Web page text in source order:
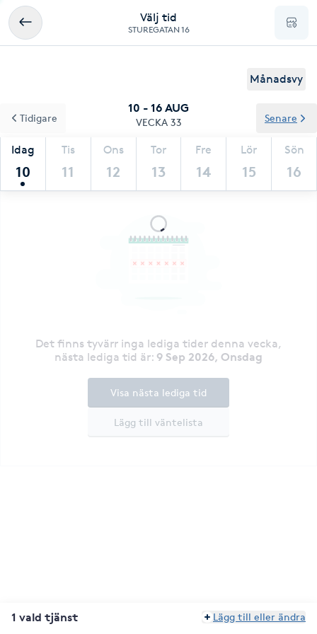
Välj tid
STUREGATAN 16
Månadsvy
10 - 16 AUG
VECKA 33
Idag
10
Tis
11
Ons
12
Tor
13
Fre
14
Lör
15
Sön
16
Tidigare Senare
Det finns tyvärr inga lediga tider denna vecka,
nästa lediga tid är: 9 Sep 2026, Onsdag
Lägg till väntelista
Visa nästa lediga tid
1 vald tjänst Lägg till eller ändra